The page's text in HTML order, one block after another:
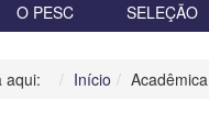
O PESC SELEÇÃO
aqui: Início Acadêmica